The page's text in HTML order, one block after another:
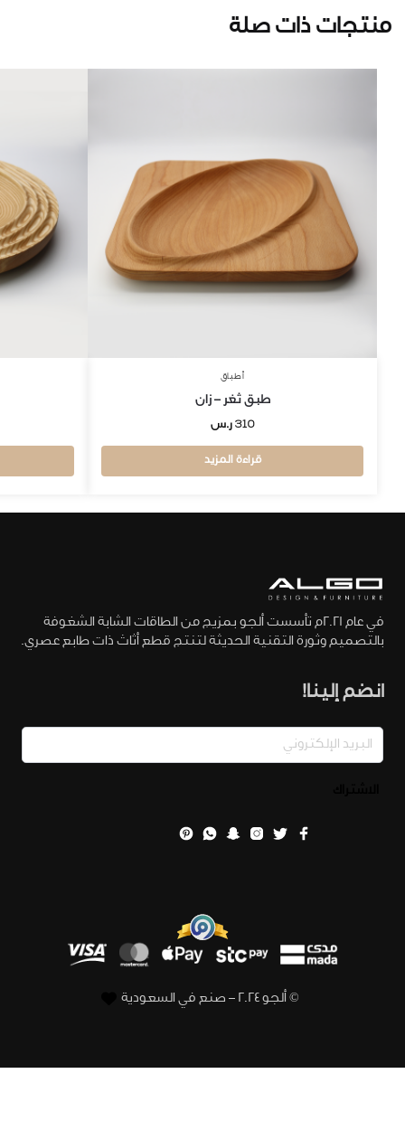
منتجات ذات صلة
أطباق
طبق ثغر – زان
310 ر.س
قراءة المزيد
في عام 2021م تأسست ألجو بمزيج من الطاقات الشابة الشغوفة
بالتصميم وثورة التقنية الحديثة لتنتج قطع أثاث ذات طابع عصري.
انضم إلينا!
© ألجو 2024 – صنع في السعودية